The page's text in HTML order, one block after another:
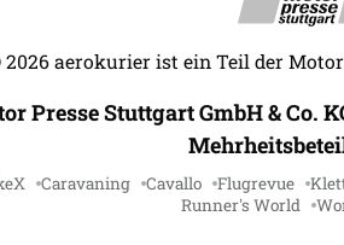
2026 aerokurier ist ein Teil der Motor
Presse Stuttgart GmbH & Co.
Caravaning Cavallo Flugrevue
Runner's World